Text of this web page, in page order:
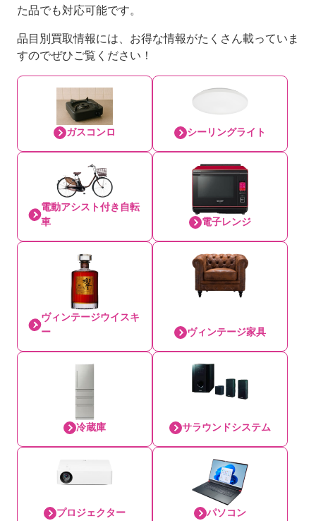
た品でも対応可能です。
品目別買取情報には、お得な情報がたくさん載っていま
すのでぜひご覧ください！
ガスコンロ シーリングライト
電動アシスト付き自転
車
電子レンジ
ヴィンテージウイスキ
ー
ヴィンテージ家具
冷蔵庫 サラウンドシステム
プロジェクター パソコン